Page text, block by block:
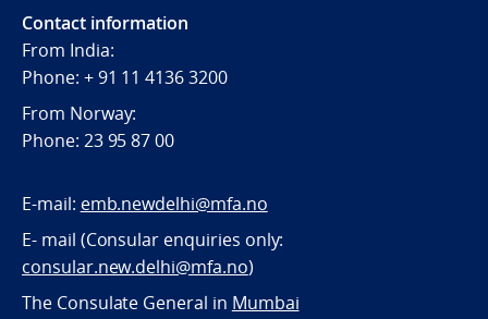
Contact information
From India:
Phone: + 91 11 4136 3200
From Norway:
Phone: 23 95 87 00
E-mail: emb.newdelhi@mfa.no
E- mail (Consular enquiries only:
consular.new.delhi@mfa.no)
The Consulate General in Mumbai